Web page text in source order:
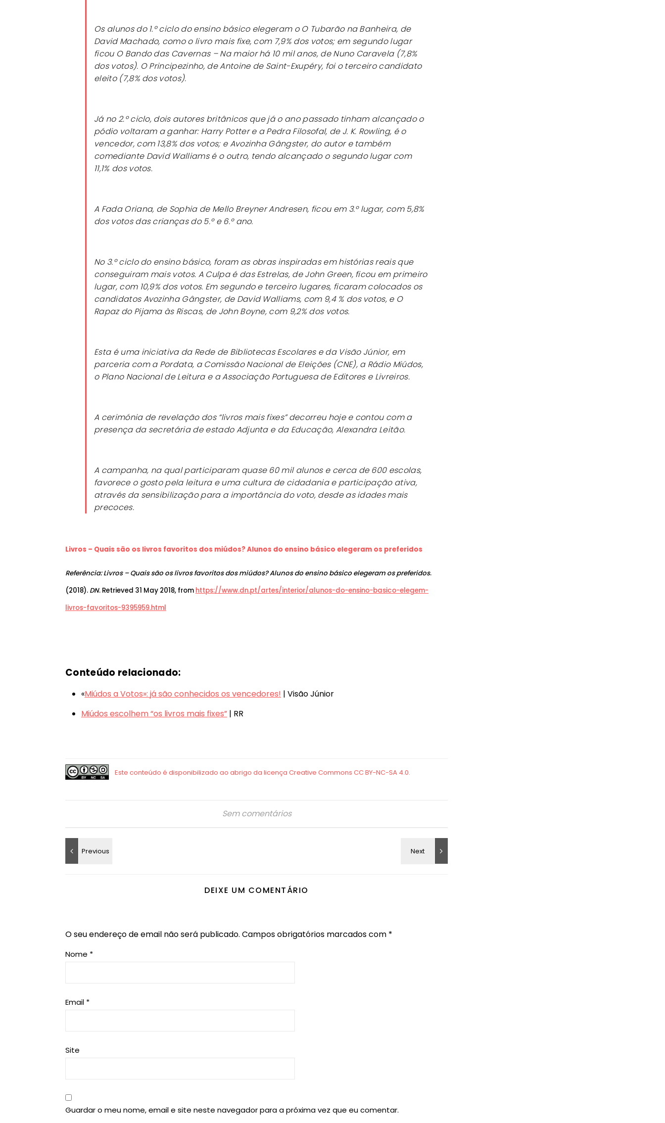
Os alunos do 1.º ciclo do ensino básico elegeram o O Tubarão na Banheira, de
David Machado, como o livro mais fixe, com 7,9% dos votos; em segundo lugar
ficou O Bando das Cavernas – Na maior há 10 mil anos, de Nuno Caravela (7,8%
dos votos). O Principezinho,de Antoine de Saint-Exupéry, foi o terceiro candidato
eleito (7,8% dos votos).
Já no 2.º ciclo, dois autores britânicos que já o ano passado tinham alcançado o
pódio voltaram a ganhar: Harry Potter e a Pedra Filosofal, de J. K. Rowling, é o
vencedor, com 13,8% dos votos; eAvozinha Gângster, do autor e também
comediante David Walliams é o outro, tendo alcançado o segundo lugar com
11,1% dos votos.
A Fada Oriana, de Sophia de Mello Breyner Andresen, ficou em 3.º lugar, com 5,8%
dos votos das crianças do 5.º e 6.º ano.
No 3.º ciclo do ensino básico, foram as obras inspiradas em histórias reais que
conseguiram mais votos. A Culpa é das Estrelas, de John Green, ficou em primeiro
lugar, com 10,9% dos votos. Em segundo e terceiro lugares, ficaram colocados os
candidatosAvozinha Gângster, de David Walliams, com 9,4 % dos votos, e O
Rapaz do Pijama às Riscas, de John Boyne, com 9,2% dos votos.
Esta é uma iniciativa da Rede de Bibliotecas Escolares e da Visão Júnior, em
parceria com a Pordata, a Comissão Nacional de Eleições (CNE), a Rádio Miúdos,
o Plano Nacional de Leitura e a Associação Portuguesa de Editores e Livreiros.
A cerimónia de revelação dos “livros mais fixes” decorreu hoje e contou com a
presença da secretária de estado Adjunta e da Educação, Alexandra Leitão.
A campanha, na qual participaram quase 60 mil alunos e cerca de 600 escolas,
favorece o gosto pela leitura e uma cultura de cidadania e participação ativa,
através da sensibilização para a importância do voto, desde as idades mais
precoces.
Livros – Quais são os livros favoritos dos miúdos? Alunos do ensino básico elegeram os preferidos
Referência: Livros – Quais são os livros favoritos dos miúdos? Alunos do ensino básico elegeram os preferidos.
(2018). DN. Retrieved 31 May 2018, from https://www.dn.pt/artes/interior/alunos-do-ensino-basico-elegem-
livros-favoritos-9395959.html
Conteúdo relacionado:
«Miúdos a Votos»: já são conhecidos os vencedores! | Visão Júnior
Miúdos escolhem “os livros mais fixes” | RR
Sem comentários
DEIXE UM COMENTÁRIO
O seu endereço de email não será publicado. Campos obrigatórios marcados com *
Nome *
Email *
Site
Guardar o meu nome, email e site neste navegador para a próxima vez que eu comentar.